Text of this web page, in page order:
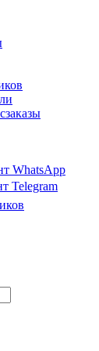
WhatsApp
Telegram